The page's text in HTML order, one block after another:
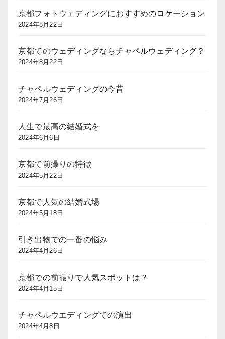
京都フォトウェディングにおすすめのロケーション
2024年8月22日
京都でのウェディングならチャペルウェディング？
2024年8月22日
チャペルウェディングの今昔
2024年7月26日
人生で最高の結婚式を
2024年6月6日
京都で前撮りの特徴
2024年5月22日
京都で人気の結婚式場
2024年5月18日
引き出物での一番の悩み
2024年4月26日
京都での前撮りで人気スポットは？
2024年4月15日
チャペルウエディングでの演出
2024年4月8日